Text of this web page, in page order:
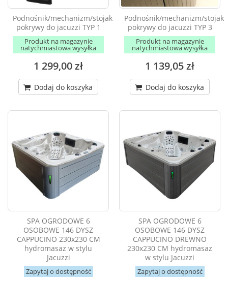
Podnośnik/mechanizm/stojak
pokrywy do jacuzzi TYP 1
Produkt na magazynie
natychmiastowa wysyłka
1 299,00 zł
Dodaj do koszyka
Podnośnik/mechanizm/stojak
pokrywy do jacuzzi TYP 3
Produkt na magazynie
natychmiastowa wysyłka
1 139,05 zł
Dodaj do koszyka
SPA OGRODOWE 6
OSOBOWE 146 DYSZ
CAPPUCINO 230x230 CM
hydromasaz w stylu
Jacuzzi
Zapytaj o dostępność
SPA OGRODOWE 6
OSOBOWE 146 DYSZ
CAPPUCINO DREWNO
230x230 CM hydromasaz
w stylu Jacuzzi
Zapytaj o dostępność